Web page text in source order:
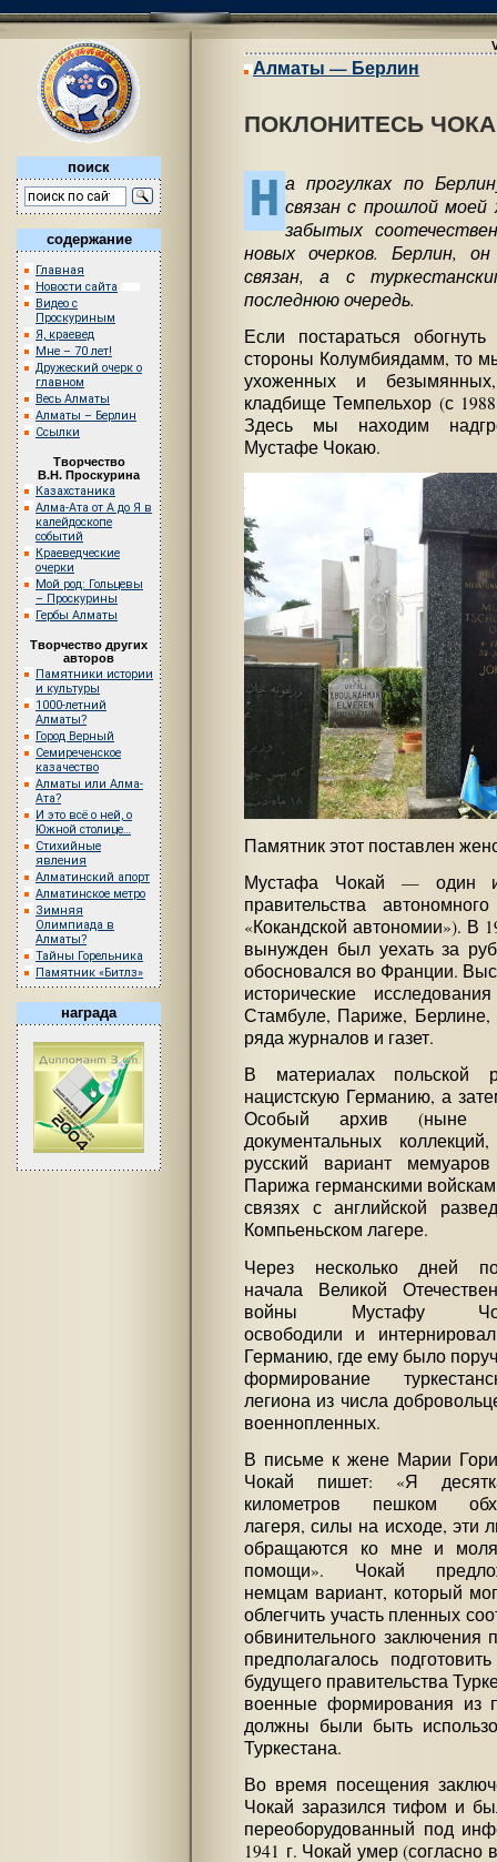
поиск
содержание
Главная
Новости сайта
Видео с
Проскуриным
Я, краевед
Мне – 70 лет!
Дружеский очерк о
главном
Весь Алматы
Алматы – Берлин
Ссылки
Творчество
В.Н. Проскурина
Казахстаника
Алма-Ата от А до Я в
калейдоскопе
событий
Краеведческие
очерки
Мой род: Гольцевы
– Проскурины
Гербы Алматы
Творчество других
авторов
Памятники истории
и культуры
1000-летний
Алматы?
Город Верный
Семиреченское
казачество
Алматы или Алма-
Ата?
И это всё о ней, о
Южной столице…
Стихийные
явления
Алматинский апорт
Алматинское метро
Зимняя
Олимпиада в
Алматы?
Тайны Горельника
Памятник «Битлз»
награда
Алматы — Берлин
ПОКЛОНИТЕСЬ
Н а прогулках по
связан с прошлой моей
забытых
новых очерков. Берлин,
связан, а с
последнюю очередь.
Если постараться
стороны Колумбиядамм, то
ухоженных и
кладбище Темпельхор (с
Здесь мы находим
Мустафе Чокаю.
Памятник этот поставлен
Мустафа Чокай — один
правительства
«Кокандской автономии»). В
вынужден был уехать за
обосновался во Франции.
исторические
Стамбуле, Париже, Берлине,
ряда журналов и газет.
В материалах польской
нацистскую Германию, а
Особый архив (ныне
документальных
русский вариант
Парижа германскими
связях с английской
Компьеньском лагере.
Через несколько дней
начала Великой
войны Мустафу
освободили и
Германию, где ему было
формирование
легиона из числа
военнопленных.
В письме к жене Марии
Чокай пишет: «Я
километров пешком
лагеря, силы на исходе, эти
обращаются ко мне и
помощи». Чокай
немцам вариант, который
облегчить участь пленных
обвинительного
предполагалось
будущего правительства
военные формирования из
должны были быть
Туркестана.
Во время посещения
Чокай заразился тифом и
переоборудованный под
1941 г. Чокай умер (согласно